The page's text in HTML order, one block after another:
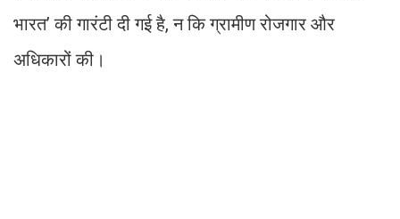
भारत’ की गारंटी दी गई है, न कि ग्रामीण रोजगार और
अधिकारों की।